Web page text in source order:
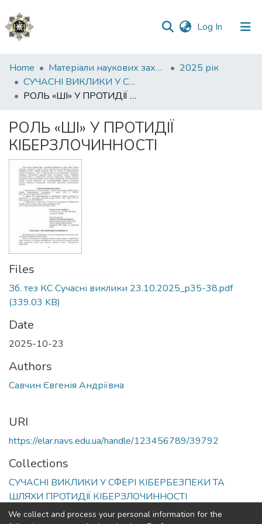
Log In (current)
Communities
&
Collections
Statistics
Home Матеріали наукових заходів
2025 рік
СУЧАСНІ ВИКЛИКИ У СФЕРІ КІБЕРБЕЗПЕКИ ТА ШЛЯХИ ПРОТИДІЇ КІБЕРЗЛОЧИННОСТІ
РОЛЬ «ШІ» У ПРОТИДІЇ КІБЕРЗЛОЧИННОСТІ
РОЛЬ «ШІ» У ПРОТИДІЇ
КІБЕРЗЛОЧИННОСТІ
Files
Зб. тез КС Сучасні виклики 23.10.2025_p35-38.pdf
(339.03 KB)
Date
2025-10-23
Authors
Савчин Євгенія Андріївна
URI
https://elar.navs.edu.ua/handle/123456789/39792
Collections
СУЧАСНІ ВИКЛИКИ У СФЕРІ КІБЕРБЕЗПЕКИ ТА
ШЛЯХИ ПРОТИДІЇ КІБЕРЗЛОЧИННОСТІ
We collect and process your personal information for the